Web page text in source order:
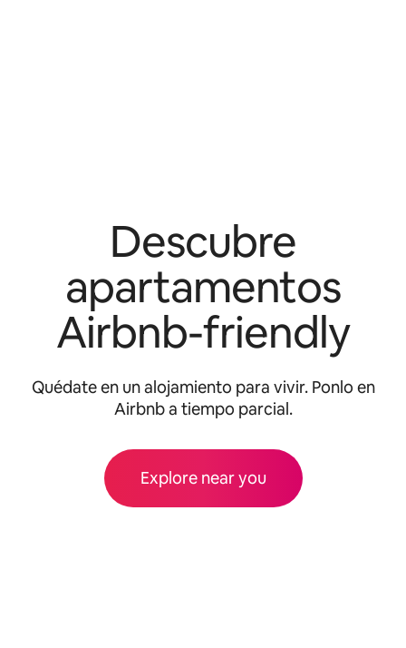
Descubre
apartamentos
Airbnb-friendly
Quédate en un alojamiento para vivir. Ponlo en
Airbnb a tiempo parcial.
Explore near you